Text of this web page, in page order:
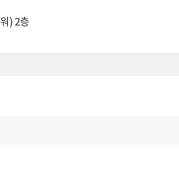
) 2층